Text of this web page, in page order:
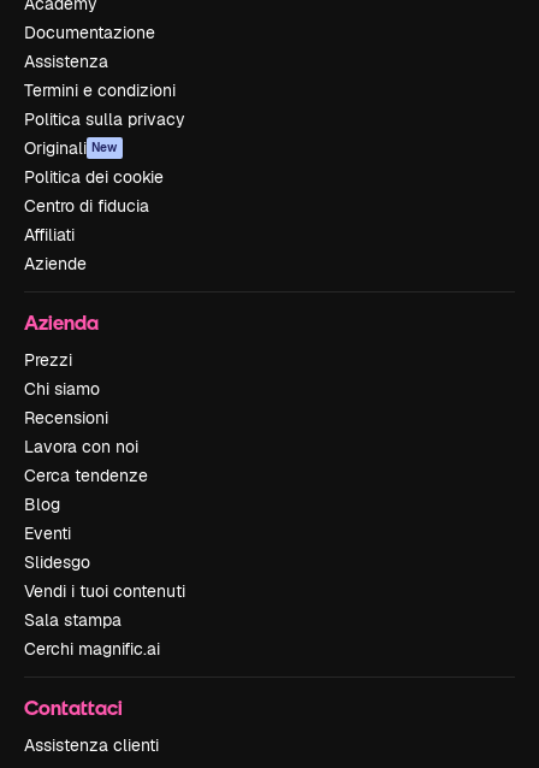
Documentazione
Assistenza
Termini e condizioni
Politica sulla privacy
Originali New
Politica dei cookie
Centro di fiducia
Affiliati
Aziende
Azienda
Prezzi
Chi siamo
Recensioni
Lavora con noi
Cerca tendenze
Blog
Eventi
Slidesgo
Vendi i tuoi contenuti
Sala stampa
Cerchi magnific.ai
Contattaci
Assistenza clienti